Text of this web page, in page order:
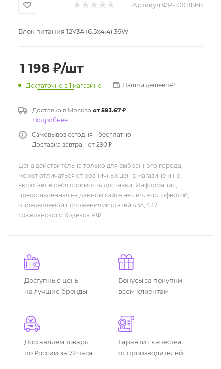
Артикул:ФР-10011868
Блок питания 12V3A (6.5x4.4) 36W
1 198 ₽/шт
Достаточно в 1 магазине Нашли дешевле?
Доставка в Москва от 593.67 ₽
Подробнее
Самовывоз сегодня - бесплатно
Доставка завтра - от 290 ₽
Цена действительна только для выбранного города,
может отличаться от розничных цен в магазине и не
включает в себя стоимость доставки. Информация,
представленная на данном сайте не является офертой,
определяемой положениями статей 435, 437
Гражданского Кодекса РФ
Доступные цены
на лучшие бренды
Бонусы за покупки
всем клиентам
Доставляем товары
по России за 72 часа
Гарантия качества
от производителей